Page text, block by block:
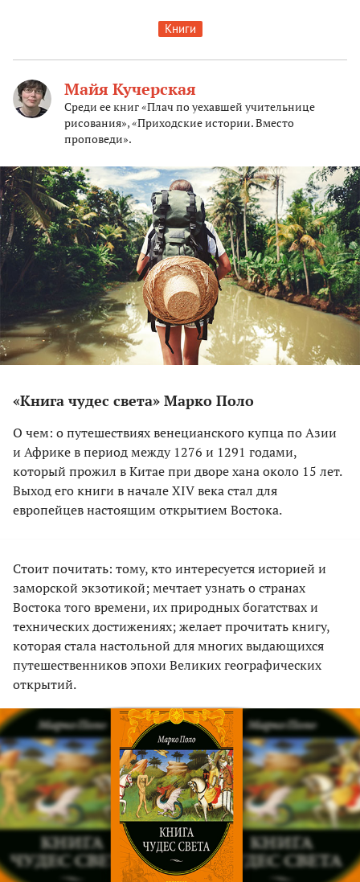
Книги
Майя Кучерская
Среди ее книг «Плач по уехавшей учительнице
рисования», «Приходские истории. Вместо
проповеди».
«Книга чудес света» Марко Поло
О чем: о путешествиях венецианского купца по Азии
и Африке в период между 1276 и 1291 годами,
который прожил в Китае при дворе хана около 15 лет.
Выход его книги в начале ХIV века стал для
европейцев настоящим открытием Востока.
Стоит почитать: тому, кто интересуется историей и
заморской экзотикой; мечтает узнать о странах
Востока того времени, их природных богатствах и
технических достижениях; желает прочитать книгу,
которая стала настольной для многих выдающихся
путешественников эпохи Великих географических
открытий.